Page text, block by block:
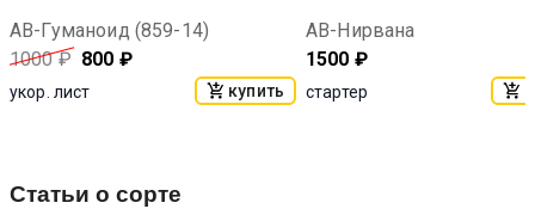
АВ-Гуманоид (859-14)
1000₽ 800 ₽
укор. лист купить
АВ-Нирвана
1500 ₽
стартер
Статьи о сорте